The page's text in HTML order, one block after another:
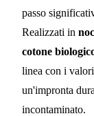
passo
Realizzati in
cotone
linea con i
un'impronta
incontaminato.